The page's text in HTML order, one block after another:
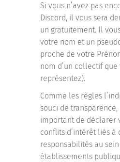
Si vous n’avez pas
Discord, il vous sera
un gratuitement. Il
votre nom et un
proche de votre
nom d’un collectif que
représentez).
Comme les règles
souci de
important de déclarer
conflits d’intérêt liés à
responsabilités au
établissements